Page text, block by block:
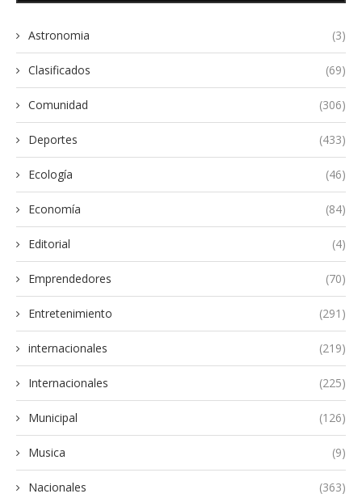
Astronomia (3)
Clasificados (69)
Comunidad (306)
Deportes (433)
Ecología (46)
Economía (84)
Editorial (4)
Emprendedores (70)
Entretenimiento (291)
internacionales (219)
Internacionales (225)
Municipal (126)
Musica (9)
Nacionales (363)